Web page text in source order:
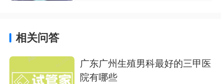
相关问答
广东广州生殖男科最好的三甲医
院有哪些